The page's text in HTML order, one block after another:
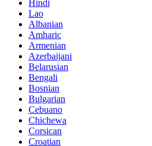
Hindi
Lao
Albanian
Amharic
Armenian
Azerbaijani
Belarusian
Bengali
Bosnian
Bulgarian
Cebuano
Chichewa
Corsican
Croatian